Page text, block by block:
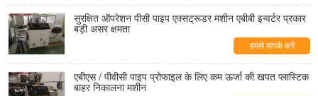
सुरक्षित ऑपरेशन पीसी पाइप एक्सट्रूडर मशीन एबीबी इन्वर्टर प्रकार
बड़ी असर क्षमता
हमसे संपर्क करें
एबीएस / पीवीसी पाइप प्रोफाइल के लिए कम ऊर्जा की खपत प्लास्टिक
बाहर निकालना मशीन